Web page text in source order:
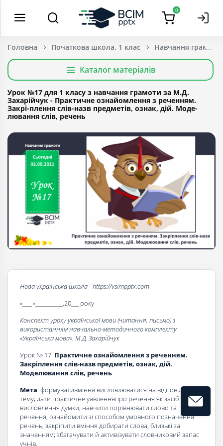
0
Головна Початкова школа. 1 клас Навчання грамоти
Каталог матеріалів
Урок №17 для 1 класу з навчання грамоти за М.Д.
Захарійчук - Практичне ознайомлення з реченням.
Закрі-плення слів-назв предметів, ознак, дій. Моде-
лювання слів, речень
Нова українська школа - https://vsimpptx.com
«____ »___________.20___ року
Конспект уроку української мови (читання, письмо) з
використанням навчально-методичного комплекту
«Українська мова». М.Д. Захарійчук
Урок № 17. Практичне ознайомлення з реченням.
Закріплення слів-назв предметів, ознак, дій.
Моделювання слів, речень
Мета: формувативміння висловлюватися на відповідну
тему; дати практичне уявленняпро речення як засіб
висловлення думки; навчити порівнювати слово та
речення; ознайомити зі способом умовного позначення
речень; закріпити вміння добирати слова, близькі за
значенням; збагачувати й активізувати словниковий запас
учнів.